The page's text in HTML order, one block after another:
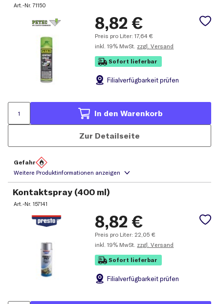
Art.-Nr.71150
8,82 €
Preis pro Liter:17,64 €
inkl. 19% MwSt. zzgl. Versand
Sofort lieferbar
Filialverfügbarkeit prüfen
In den Warenkorb
Zur Detailseite
Gefahr
Kontaktspray (400 ml)
Art.-Nr.157141
8,82 €
Preis pro Liter: 22,05 €
inkl. 19% MwSt. zzgl. Versand
Sofort lieferbar
Filialverfügbarkeit prüfen